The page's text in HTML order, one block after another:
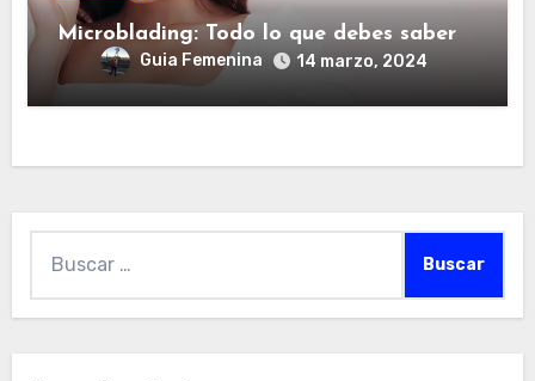
Microblading: Todo lo que debes saber
Guia Femenina 14 marzo, 2024